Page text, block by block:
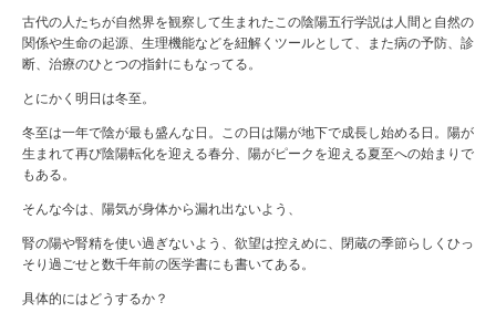
古代の人たちが自然界を観察して生まれたこの陰陽五行学説は人間と自然の
関係や生命の起源、生理機能などを紐解くツールとして、また病の予防、診
断、治療のひとつの指針にもなってる。
とにかく明日は冬至。
冬至は一年で陰が最も盛んな日。この日は陽が地下で成長し始める日。陽が
生まれて再び陰陽転化を迎える春分、陽がピークを迎える夏至への始まりで
もある。
そんな今は、陽気が身体から漏れ出ないよう、
腎の陽や腎精を使い過ぎないよう、欲望は控えめに、閉蔵の季節らしくひっ
そり過ごせと数千年前の医学書にも書いてある。
具体的にはどうするか？